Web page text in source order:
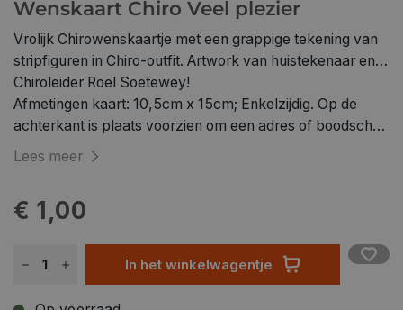
Wenskaart Chiro Veel plezier
Vrolijk Chirowenskaartje met een grappige tekening van
stripfiguren in Chiro-outfit. Artwork van huistekenaar en
Chiroleider Roel Soetewey!
Afmetingen kaart: 10,5cm x 15cm; Enkelzijdig. Op de
achterkant is plaats voorzien om een adres of boodschap
te noteren. Enveloppe niet inbegrepen.
Lees meer
€ 1,00
In het winkelwagentje